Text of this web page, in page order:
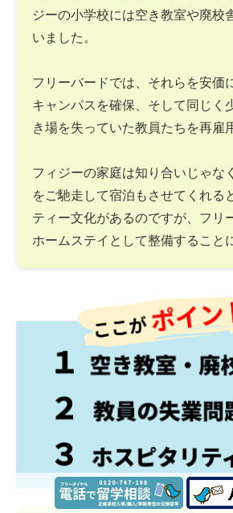
ジーの小学校には空き教室や廃校
いました。
フリーバードでは、それらを安価
キャンパスを確保、そして同じく
き場を失っていた教員たちを再雇
フィジーの家庭は知り合いじゃな
をご馳走して宿泊もさせてくれる
ティー文化があるのですが、フリ
ホームステイとして整備すること